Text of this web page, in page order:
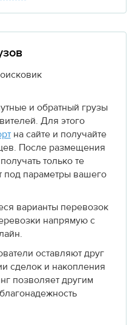
и обратный грузы
Для этого
на сайте и получайте
После размещения
только те
под параметры вашего
варианты перевозок
напрямую с
оставляют друг
сделок и накопления
позволяет другим